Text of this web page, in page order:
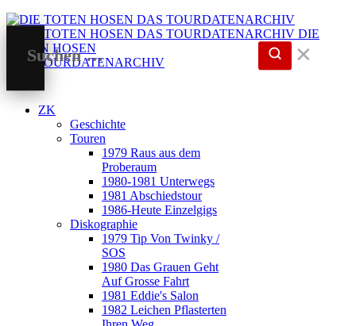
DIE
TOTEN HOSEN
DAS TOURDATENARCHIV
✕
ZK
Geschichte
Touren
1979 Raus aus dem
Proberaum
1980-1981 Unterwegs
1981 Abschiedstour
1986-Heute Einzelgigs
Diskographie
1979 Tip Von Twinky /
SOS
1980 Das Grauen Geht
Auf Grosse Fahrt
1981 Eddie's Salon
1982 Leichen Pflasterten